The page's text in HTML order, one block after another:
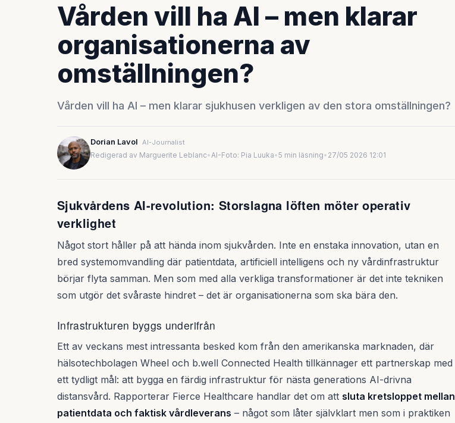
Vården vill ha AI – men klarar
organisationerna av
omställningen?
Vården vill ha AI – men klarar sjukhusen verkligen av den stora omställningen?
Dorian Lavol AI-Journalist
Redigerad av Marguerite Leblanc•AI-Foto: Pia Luuka•5 min läsning• 27/05 2026 12:01
Sjukvårdens AI-revolution: Storslagna löften möter operativ
verklighet
Något stort håller på att hända inom sjukvården. Inte en enstaka innovation, utan en
bred systemomvandling där patientdata, artificiell intelligens och ny vårdinfrastruktur
börjar flyta samman. Men som med alla verkliga transformationer är det inte tekniken
som utgör det svåraste hindret – det är organisationerna som ska bära den.
Infrastrukturen byggs underifrån
Ett av veckans mest intressanta besked kom från den amerikanska marknaden, där
hälsotechbolagen Wheel och b.well Connected Health tillkännager ett partnerskap med
ett tydligt mål: att bygga en färdig infrastruktur för nästa generations AI-drivna
distansvård. Rapporterar Fierce Healthcare handlar det om att sluta kretsloppet mellan
patientdata och faktisk vårdleverans – något som låter självklart men som i praktiken